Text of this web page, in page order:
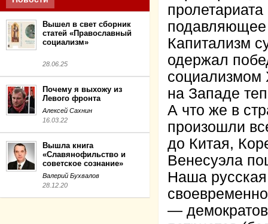
Вышел в свет сборник
статей «Православный
социализм»
28.06.25
Почему я выхожу из
Левого фронта
Алексей Сахнин
16.03.22
Вышла книга
«Славянофильство и
советское сознание»
Валерий Бухвалов
28.12.20
подавляющее
Капитализм
одержал
социализмом
на Западе
А что же в
произошли
до Китая,
Венесуэла
Наша
— демократов